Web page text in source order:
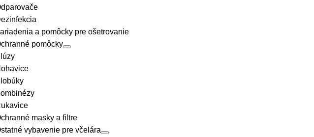
a pomôcky pre ošetrovanie
pomôcky
masky a filtre
vybavenie pre včelára